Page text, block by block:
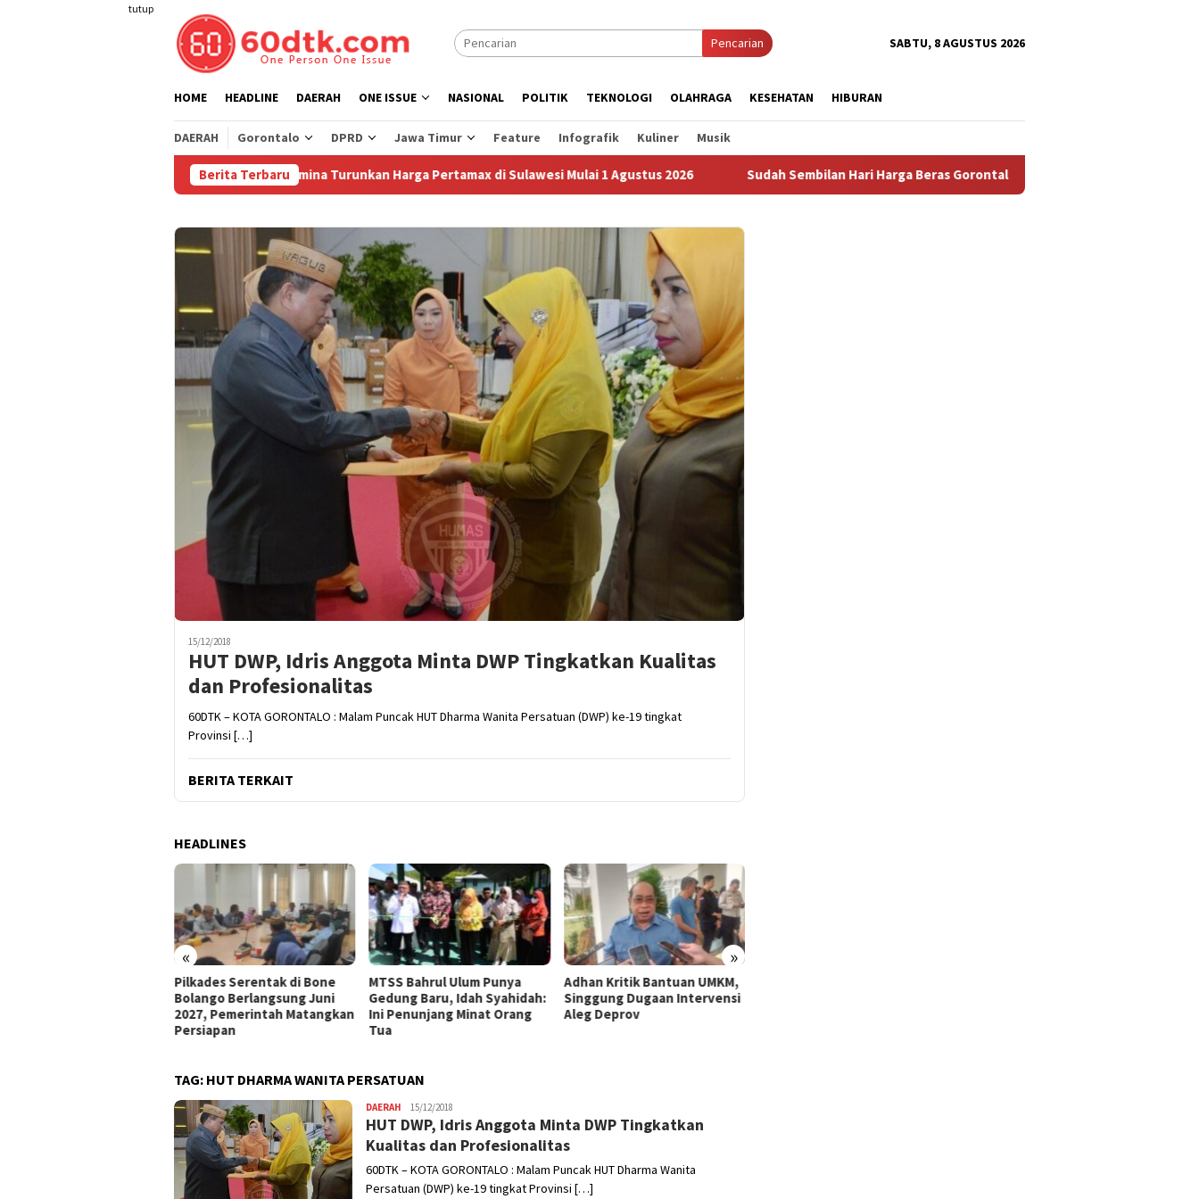
tutup
Pencarian SABTU, 8 AGUSTUS 2026
HOME HEADLINE DAERAH ONE ISSUE NASIONAL POLITIK TEKNOLOGI OLAHRAGA KESEHATAN HIBURAN
DAERAH Gorontalo DPRD Jawa Timur Feature Infografik Kuliner Musik
Berita Terbaru
Pertamina Turunkan Harga Pertamax di Sulawesi Mulai 1 Agustus 2026 Sudah Sembilan Hari Harga Beras Gorontalo Termahal di Indonesia, Pemprov Tidak
15/12/2018
HUT DWP, Idris Anggota Minta DWP Tingkatkan Kualitas
dan Profesionalitas
60DTK – KOTA GORONTALO : Malam Puncak HUT Dharma Wanita Persatuan (DWP) ke-19 tingkat
Provinsi […]
BERITA TERKAIT
HEADLINES
« »
Pilkades Serentak di Bone
Bolango Berlangsung Juni
2027, Pemerintah Matangkan
Persiapan
MTSS Bahrul Ulum Punya
Gedung Baru, Idah Syahidah:
Ini Penunjang Minat Orang
Tua
Adhan Kritik Bantuan UMKM,
Singgung Dugaan Intervensi
Aleg Deprov
TAG: HUT DHARMA WANITA PERSATUAN
DAERAH Admin
15/12/2018
HUT DWP, Idris Anggota Minta DWP Tingkatkan
Kualitas dan Profesionalitas
60DTK – KOTA GORONTALO : Malam Puncak HUT Dharma Wanita
Persatuan (DWP) ke-19 tingkat Provinsi […]